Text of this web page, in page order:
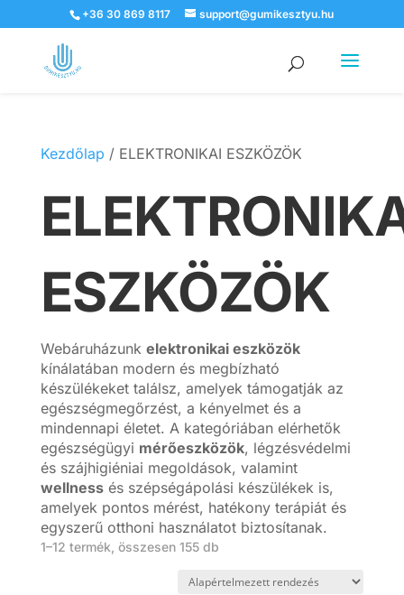
+36 30 869 8117 support@gumikesztyu.hu
Products
search
Kezdőlap / ELEKTRONIKAI ESZKÖZÖK
ESZKÖZÖK
Webáruházunk elektronikai eszközök
kínálatában modern és megbízható
készülékeket találsz, amelyek támogatják az
egészségmegőrzést, a kényelmet és a
mindennapi életet. A kategóriában elérhetők
egészségügyi mérőeszközök, légzésvédelmi
és szájhigiéniai megoldások, valamint
wellnessés szépségápolási készülékek is,
amelyek pontos mérést, hatékony terápiát és
egyszerű otthoni használatot biztosítanak.
1–12 termék, összesen 155 db